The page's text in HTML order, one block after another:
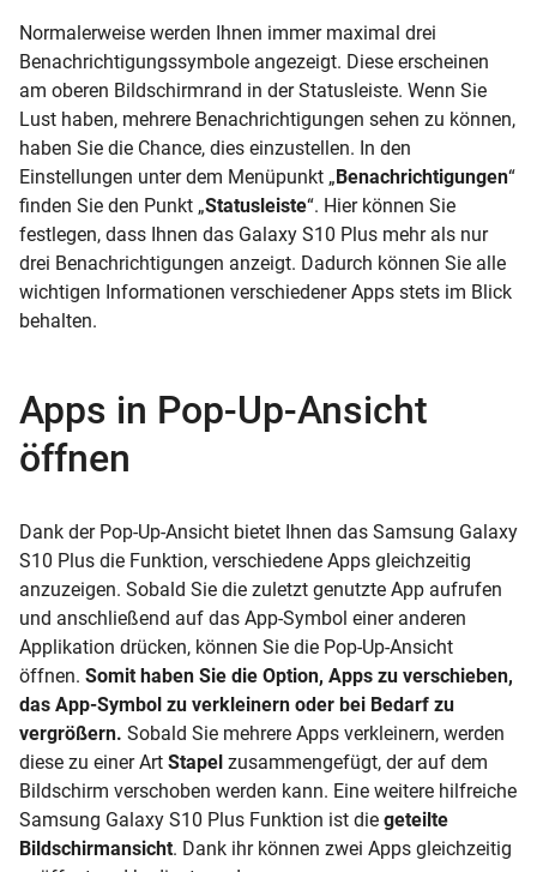
Normalerweise werden Ihnen immer maximal drei
Benachrichtigungssymbole angezeigt. Diese erscheinen
am oberen Bildschirmrand in der Statusleiste. Wenn Sie
Lust haben, mehrere Benachrichtigungen sehen zu können,
haben Sie die Chance, dies einzustellen. In den
Einstellungen unter dem Menüpunkt „Benachrichtigungen“
finden Sie den Punkt „Statusleiste“. Hier können Sie
festlegen, dass Ihnen das Galaxy S10 Plus mehr als nur
drei Benachrichtigungen anzeigt. Dadurch können Sie alle
wichtigen Informationen verschiedener Apps stets im Blick
behalten.
Apps in Pop-Up-Ansicht
öffnen
Dank der Pop-Up-Ansicht bietet Ihnen das Samsung Galaxy
S10 Plus die Funktion, verschiedene Apps gleichzeitig
anzuzeigen. Sobald Sie die zuletzt genutzte App aufrufen
und anschließend auf das App-Symbol einer anderen
Applikation drücken, können Sie die Pop-Up-Ansicht
öffnen. Somit haben Sie die Option, Apps zu verschieben,
das App-Symbol zu verkleinern oder bei Bedarf zu
vergrößern. Sobald Sie mehrere Apps verkleinern, werden
diese zu einer Art Stapel zusammengefügt, der auf dem
Bildschirm verschoben werden kann. Eine weitere hilfreiche
Samsung Galaxy S10 Plus Funktion ist die geteilte
Bildschirmansicht. Dank ihr können zwei Apps gleichzeitig